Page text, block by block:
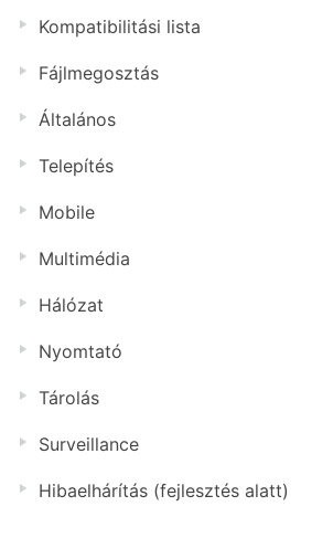
Kompatibilitási lista
Fájlmegosztás
Általános
Telepítés
Mobile
Multimédia
Hálózat
Nyomtató
Tárolás
Surveillance
Hibaelhárítás (fejlesztés alatt)